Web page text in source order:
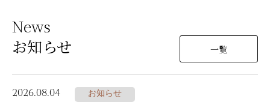
News
お知らせ
一覧
2026.08.04
お知らせ